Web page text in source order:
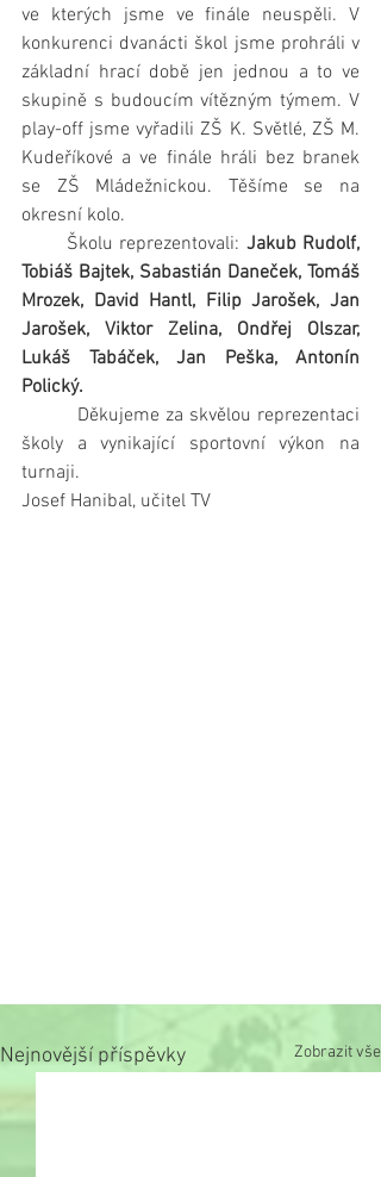
ve kterých jsme ve finále neuspěli. V
konkurenci dvanácti škol jsme prohráli v
základní hrací době jen jednou a to ve
skupině s budoucím vítězným týmem. V
play-off jsme vyřadili ZŠ K. Světlé, ZŠ M.
Kudeříkové a ve finále hráli bez branek
se ZŠ Mládežnickou. Těšíme se na
okresní kolo.
       Školu reprezentovali:
Jakub Rudolf,
Tobiáš Bajtek, Sabastián Daneček, Tomáš
Mrozek, David Hantl, Filip Jarošek, Jan
Jarošek, Viktor Zelina, Ondřej Olszar,
Lukáš Tabáček, Jan Peška, Antonín
Polický.
školy a vynikající sportovní výkon na
turnaji.
Josef Hanibal, učitel TV
Nejnovější příspěvky Zobrazit vše